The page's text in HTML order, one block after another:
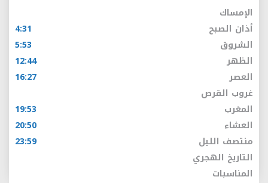
الإمساك
أذان الصبح
4:31
الشروق
5:53
الظهر
12:44
العصر
16:27
غروب القرص
المغرب
19:53
العشاء
20:50
منتصف الليل
23:59
التاريخ الهجري
المناسبات